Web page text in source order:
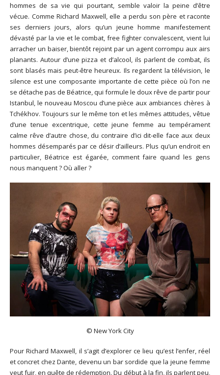
hommes de sa vie qui pourtant, semble valoir la peine d’être
vécue. Comme Richard Maxwell, elle a perdu son père et raconte
ses derniers jours, alors qu’un jeune homme manifestement
dévasté par la vie et le combat, free fighter convalescent, vient lui
arracher un baiser, bientôt rejoint par un agent corrompu aux airs
planants. Autour d’une pizza et d’alcool, ils parlent de combat, ils
sont blasés mais peut-être heureux. Ils regardent la télévision, le
silence est une composante importante de cette pièce où l’on ne
se détache pas de Béatrice, qui formule le doux rêve de partir pour
Istanbul, le nouveau Moscou d’une pièce aux ambiances chères à
Tchékhov. Toujours sur le même ton et les mêmes attitudes, vêtue
d’une tenue excentrique, cette jeune femme au tempérament
calme rêve d’autre chose, du contraire d’ici dit-elle face aux deux
hommes désemparés par ce désir d’ailleurs. Plus qu’un endroit en
particulier, Béatrice est égarée, comment faire quand les gens
nous manquent ? Où aller ?
© New York City
Pour Richard Maxwell, il s’agit d’explorer ce lieu qu’est l’enfer, réel
et concret chez Dante, devenu un bar sordide que la jeune femme
veut fuir, en quête de rédemption. Du début à la fin, ils parlent peu,